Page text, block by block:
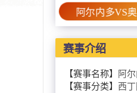
阿尔内多VS
赛事介绍
【赛事名称】 阿
【赛事分类】 西